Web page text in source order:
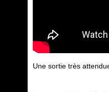
Une sortie très